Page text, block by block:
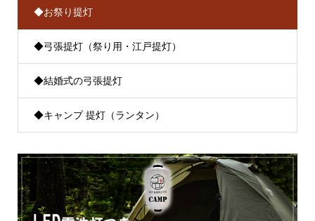
◆お祭り提灯
◆弓張提灯（祭り用・江戸提灯）
◆結婚式の弓張提灯
◆キャンプ 提灯（ランタン）